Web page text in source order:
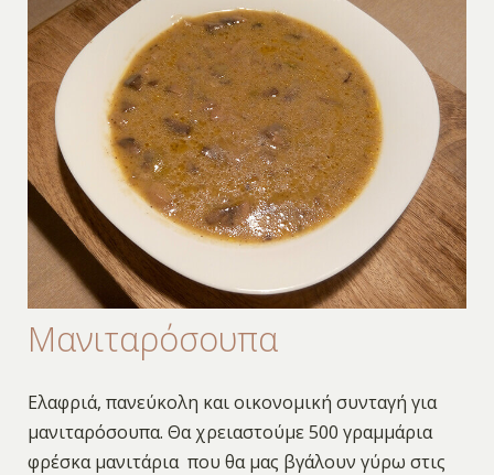
Μανιταρόσουπα
Eλαφριά, πανεύκολη και οικονομική συνταγή για
μανιταρόσουπα. Θα χρειαστούμε 500 γραμμάρια
φρέσκα μανιτάρια που θα μας βγάλουν γύρω στις